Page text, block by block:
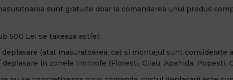
sunt gratuite doar la comandarea unui produs
500 Lei se taxeaza astfel:
deplasare (atat masuratoarea, cat si montajul sunt considerate
deplasare in zonele limitrofe (Floresti, Gilau, Apahida, Popesti,